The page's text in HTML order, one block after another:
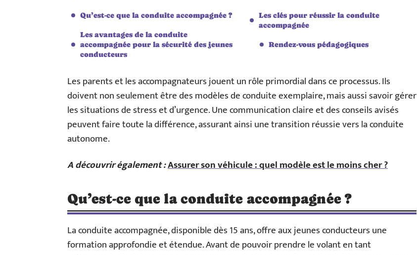
Qu’est-ce que la conduite accompagnée ?
Les avantages de la conduite
accompagnée pour la sécurité des jeunes
conducteurs
Les clés pour réussir la conduite
accompagnée
Rendez-vous pédagogiques
Les parents et les accompagnateurs jouent un rôle primordial dans ce processus. Ils
doivent non seulement être des modèles de conduite exemplaire, mais aussi savoir gérer
les situations de stress et d’urgence. Une communication claire et des conseils avisés
peuvent faire toute la différence, assurant ainsi une transition réussie vers la conduite
autonome.
A découvrir également :Assurer son véhicule : quel modèle est le moins cher ?
Qu’est-ce que la conduite accompagnée ?
La conduite accompagnée, disponible dès 15 ans, offre aux jeunes conducteurs une
formation approfondie et étendue. Avant de pouvoir prendre le volant en tant